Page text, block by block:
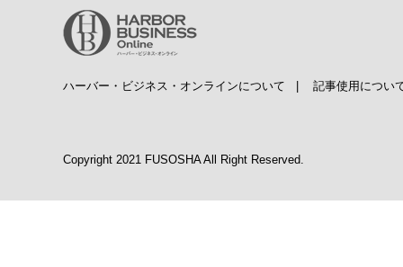
ハーバー・ビジネス・オンラインについて 記事使用につい
Copyright 2021 FUSOSHA All Right Reserved.